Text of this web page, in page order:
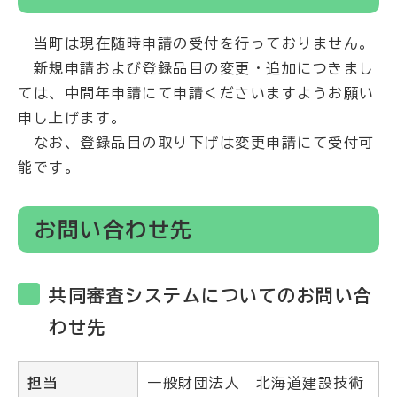
当町は現在随時申請の受付を行っておりません。
新規申請および登録品目の変更・追加につきまし
ては、中間年申請にて申請くださいますようお願い
申し上げます。
なお、登録品目の取り下げは変更申請にて受付可
能です。
お問い合わせ先
共同審査システムについてのお問い合
わせ先
担当 一般財団法人 北海道建設技術